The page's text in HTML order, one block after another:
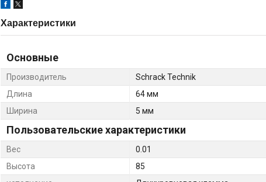
Характеристики
Основные
Производитель
Schrack Technik
Длина
64 мм
Ширина
5 мм
Пользовательские характеристики
Вес
0.01
Высота
85